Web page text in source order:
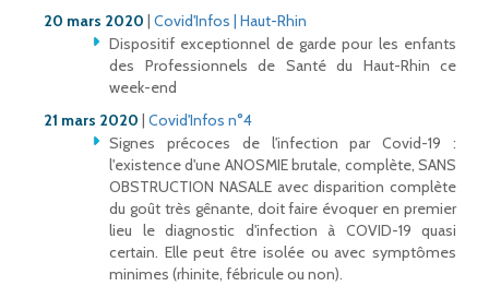
20 mars 2020 | Covid'Infos | Haut-Rhin
Dispositif exceptionnel de garde pour les enfants
des Professionnels de Santé du Haut-Rhin ce
week-end
21 mars 2020 | Covid'Infos n°4
Signes précoces de l'infection par Covid-19 :
l'existence d'une ANOSMIE brutale, complète, SANS
OBSTRUCTION NASALE avec disparition complète
du goût très gênante, doit faire évoquer en premier
lieu le diagnostic d'infection à COVID-19 quasi
certain. Elle peut être isolée ou avec symptômes
minimes (rhinite, fébricule ou non).